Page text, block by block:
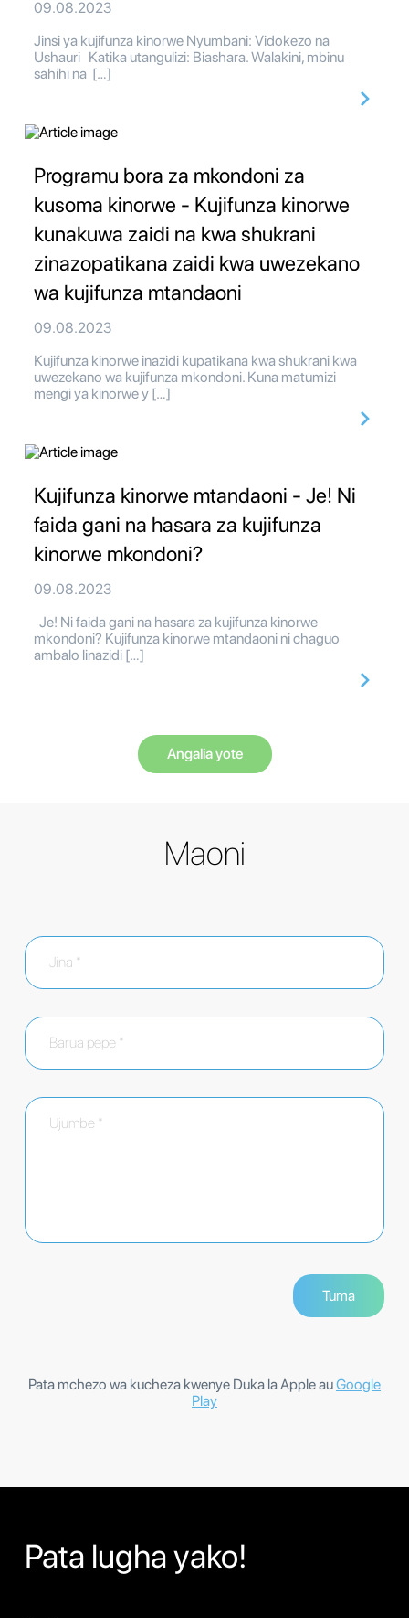
09.08.2023
Jinsi ya kujifunza kinorwe Nyumbani: Vidokezo na
Ushauri Katika utangulizi: Biashara. Walakini, mbinu
sahihi na […]
Programu bora za mkondoni za
kusoma kinorwe - Kujifunza kinorwe
kunakuwa zaidi na kwa shukrani
zinazopatikana zaidi kwa uwezekano
wa kujifunza mtandaoni
09.08.2023
Kujifunza kinorwe inazidi kupatikana kwa shukrani kwa
uwezekano wa kujifunza mkondoni. Kuna matumizi
mengi ya kinorwe y […]
Kujifunza kinorwe mtandaoni - Je! Ni
faida gani na hasara za kujifunza
kinorwe mkondoni?
09.08.2023
Je! Ni faida gani na hasara za kujifunza kinorwe
mkondoni? Kujifunza kinorwe mtandaoni ni chaguo
ambalo linazidi […]
Angalia yote
Maoni
Pata mchezo wa kucheza kwenye Duka la Apple auGoogle
Play
Pata lugha yako!